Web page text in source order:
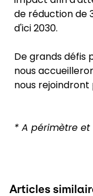
de réduction de
d'ici 2030.
De grands défis
nous
nous rejoindront
* A périmètre
Articles